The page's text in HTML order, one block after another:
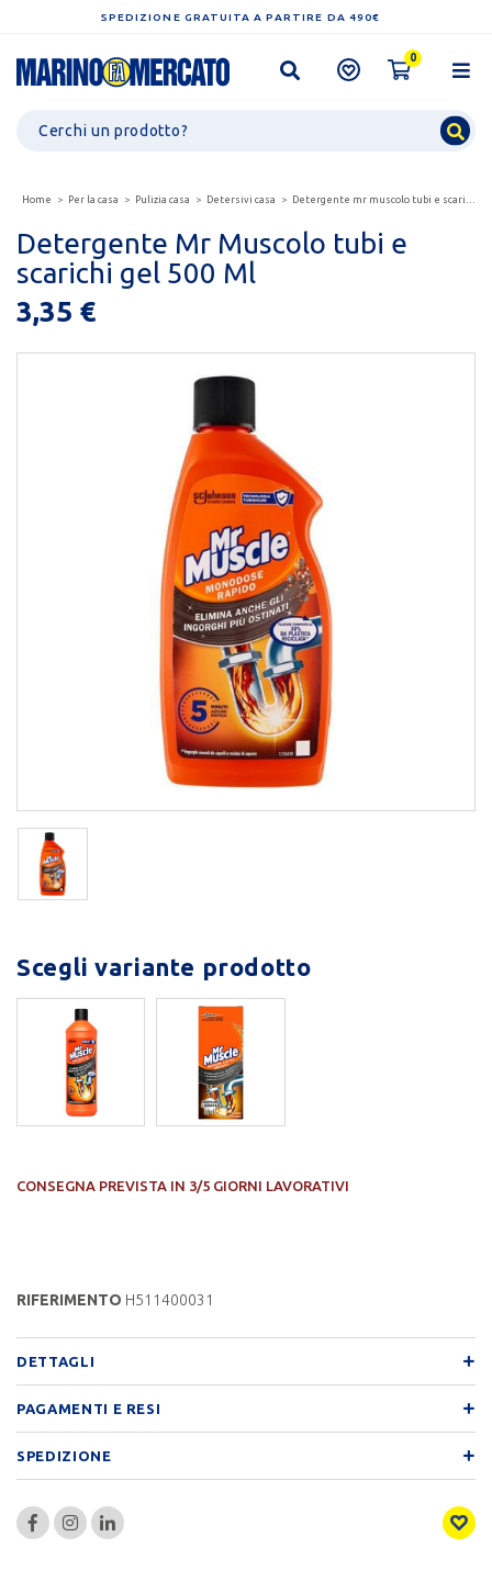
SPEDIZIONE GRATUITA A PARTIRE DA 490€
0
Home Per la casa Pulizia casa Detersivi casa Detergente mr muscolo tubi e scarichi gel 500 ml
Detergente Mr Muscolo tubi e
scarichi gel 500 Ml
3,35 €
Scegli variante prodotto
CONSEGNA PREVISTA IN 3/5 GIORNI LAVORATIVI
RIFERIMENTO H511400031
DETTAGLI
PAGAMENTI E RESI
SPEDIZIONE